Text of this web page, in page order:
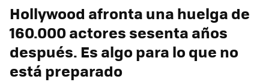
Hollywood afronta una huelga de
160.000 actores sesenta años
después. Es algo para lo que no
está preparado